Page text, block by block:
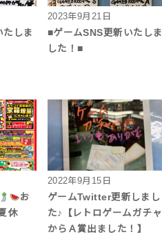
たしま
2023年9月21日
■ゲームSNS更新いたしま
した！■
お
休
2022年9月15日
ゲームTwitter更新しまし
た♪【レトロゲームガチャ
からＡ賞出ました！】